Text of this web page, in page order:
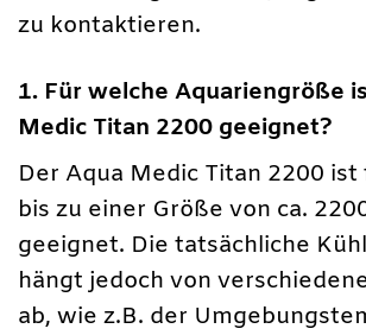
zu kontaktieren.
1. Für welche Aquariengröße
Medic Titan 2200 geeignet?
Der Aqua Medic Titan 2200
bis zu einer Größe von ca.
geeignet. Die tatsächliche
hängt jedoch von
ab, wie z.B. der